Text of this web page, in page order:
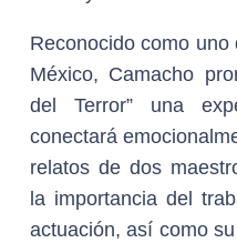
Reconocido como
México, Camacho
del Terror” una
conectará
relatos de dos
la importancia del
actuación, así como